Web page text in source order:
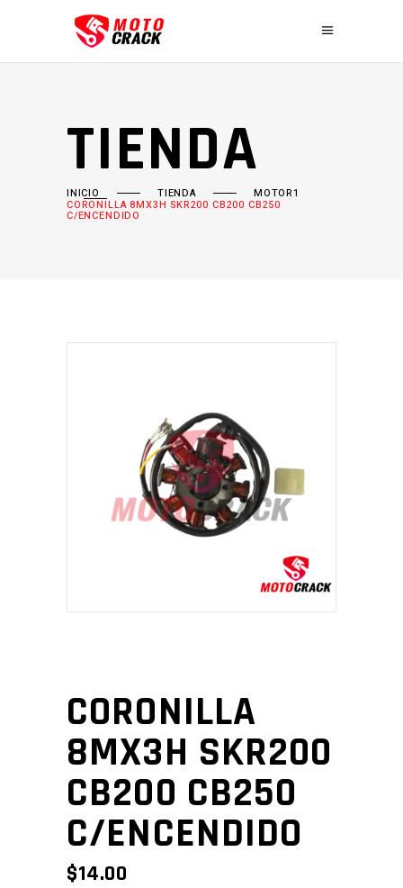
TIENDA
INICIO TIENDA MOTOR1
CORONILLA 8MX3H SKR200 CB200 CB250
C/ENCENDIDO
CORONILLA
8MX3H SKR200
CB200 CB250
C/ENCENDIDO
$14.00